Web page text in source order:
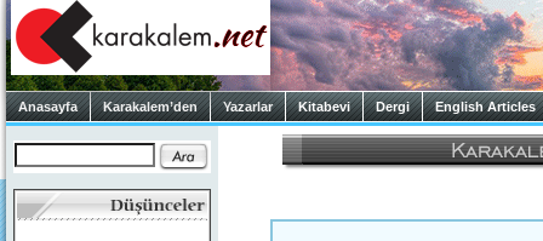
Anasayfa Karakalem’den Yazarlar Kitabevi Dergi English Articles